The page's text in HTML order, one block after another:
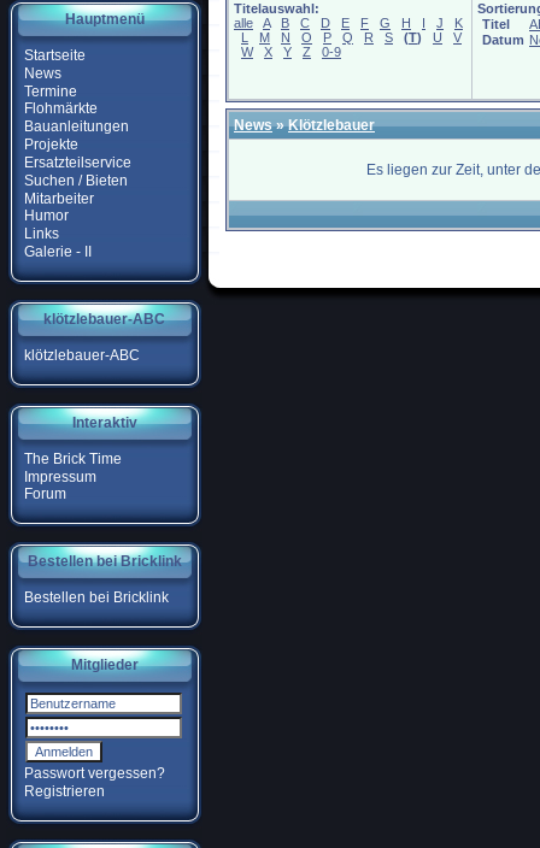
Hauptmenü
Startseite
News
Termine
Flohmärkte
Bauanleitungen
Projekte
Ersatzteilservice
Suchen / Bieten
Mitarbeiter
Humor
Links
Galerie - II
klötzlebauer-ABC
klötzlebauer-ABC
Interaktiv
The Brick Time
Impressum
Forum
Bestellen bei Bricklink
Bestellen bei Bricklink
Mitglieder
Passwort vergessen?
Registrieren
Titelauswahl:
alle
A B C D E F G H I J
K
L
M N O P Q R S (T) U
V
W
X Y Z 0-9
Titel
Datum
News»Klötzlebauer
Es liegen zur Zeit, unter